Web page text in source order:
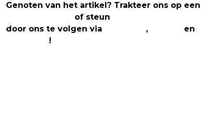
Genoten van het artikel? Trakteer ons op een
of steun
door ons te volgen via
,
en
!